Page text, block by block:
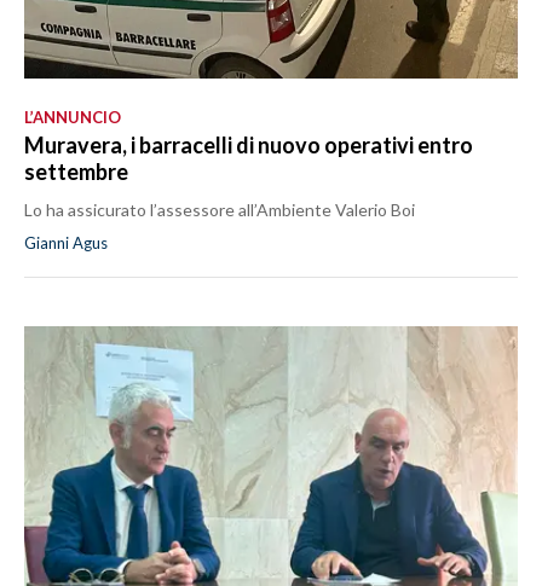
L’ANNUNCIO
Muravera, i barracelli di nuovo operativi entro
settembre
Lo ha assicurato l’assessore all’Ambiente Valerio Boi
Gianni Agus